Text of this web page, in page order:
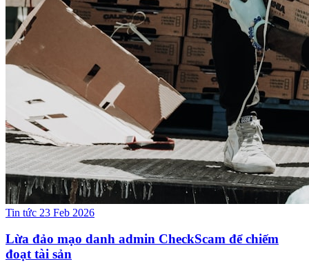
Tin tức 23 Feb 2026
Lừa đảo mạo danh admin CheckScam để chiếm
đoạt tài sản